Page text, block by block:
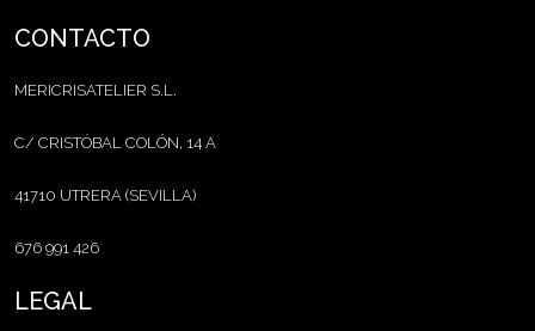
CONTACTO
MERICRISATELIER S.L.
C/ CRISTÓBAL COLÓN, 14 A
41710 UTRERA (SEVILLA)
676 991 426
LEGAL